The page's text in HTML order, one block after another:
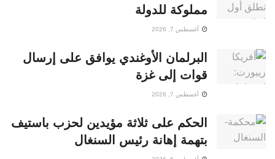
مملوكة للدولة
أغسطس 7, 2026
البرلمان الأوغندي يوافق على إرسال
قوات إلى غزة
أغسطس 7, 2026
الحكم على ثلاثة مؤيدين لحزب باستيف
بتهمة إهانة رئيس السنغال